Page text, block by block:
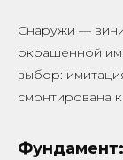
Снаружи —
окрашенной
выбор:
смонтирована
Фундамент: